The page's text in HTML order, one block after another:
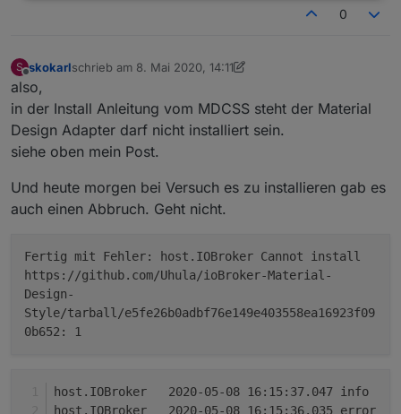
0
S skokarlschrieb am 8. Mai 2020, 14:11
zuletzt editiert von skokarl5. Aug. 2020, 16:23
also,
in der Install Anleitung vom MDCSS steht der Material
Design Adapter darf nicht installiert sein.
siehe oben mein Post.
Und heute morgen bei Versuch es zu installieren gab es
auch einen Abbruch. Geht nicht.
Fertig mit Fehler: host.IOBroker Cannot install
https://github.com/Uhula/ioBroker-Material-
Design-
Style/tarball/e5fe26b0adbf76e149e403558ea16923f09
0b652: 1